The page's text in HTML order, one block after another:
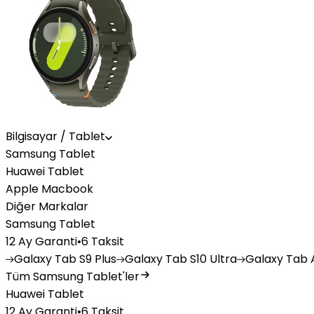
Bilgisayar / Tablet
Samsung Tablet
Huawei Tablet
Apple Macbook
Diğer Markalar
Samsung Tablet
12 Ay Garanti•6 Taksit
Galaxy Tab S9 Plus Galaxy Tab S10 Ultra Galaxy Tab
Tüm Samsung Tablet'ler
Huawei Tablet